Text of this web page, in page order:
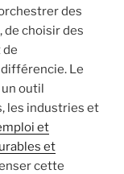
des
choisir des
de
Le
un outil
les industries et
et
et
cette